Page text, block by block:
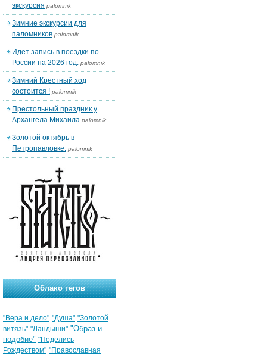
экскурсия palomnik
Зимние экскурсии для
паломников palomnik
Идет запись в поездки по
России на 2026 год. palomnik
Зимний Крестный ход
состоится ! palomnik
Престольный праздник у
Архангела Михаила palomnik
Золотой октябрь в
Петропавловке. palomnik
Облако тегов
"Вера и дело" "Душа" "Золотой
витязь" "Ландыши" "Образ и
подобие" "Поделись
Рождеством" "Православная